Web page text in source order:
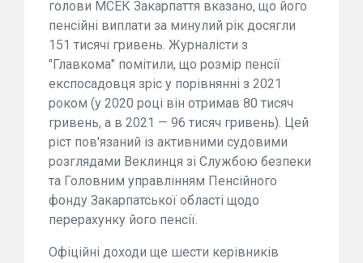
голови МСЕК Закарпаття вказано, що його
пенсійні виплати за минулий рік досягли
151 тисячі гривень. Журналісти з
"Главкома" помітили, що розмір пенсії
експосадовця зріс у порівнянні з 2021
роком (у 2020 році він отримав 80 тисяч
гривень, а в 2021 — 96 тисяч гривень). Цей
ріст пов'язаний із активними судовими
розглядами Веклинця зі Службою безпеки
та Головним управлінням Пенсійного
фонду Закарпатської області щодо
перерахунку його пенсії.
Офіційні доходи ще шести керівників